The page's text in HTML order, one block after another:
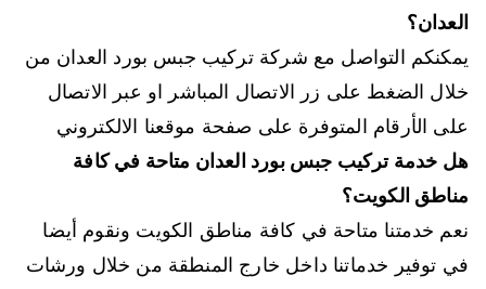
العدان؟
يمكنكم التواصل مع شركة تركيب جبس بورد العدان من
خلال الضغط على زر الاتصال المباشر او عبر الاتصال
على الأرقام المتوفرة على صفحة موقعنا الالكتروني
هل خدمة تركيب جبس بورد العدان متاحة في كافة
مناطق الكويت؟
نعم خدمتنا متاحة في كافة مناطق الكويت ونقوم أيضا
في توفير خدماتنا داخل خارج المنطقة من خلال ورشات